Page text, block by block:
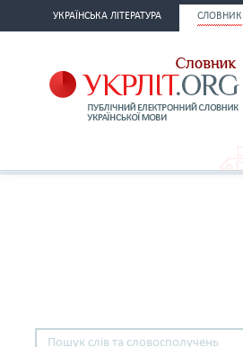
УКРАЇНСЬКА ЛІТЕРАТУРА СЛОВНИК